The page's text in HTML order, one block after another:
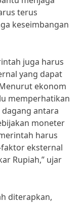
terus
keseimbangan
juga harus
yang dapat
ekonom
memperhatikan
antara
moneter
harus
eksternal
Rupiah,” ujar
diterapkan,